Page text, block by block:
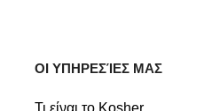
ΟΙ ΥΠΗΡΕΣΊΕΣ ΜΑΣ